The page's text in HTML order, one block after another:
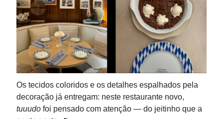
Os tecidos coloridos e os detalhes espalhados pela
decoração já entregam: neste restaurante novo,
tuuudo foi pensado com atenção — do jeitinho que a